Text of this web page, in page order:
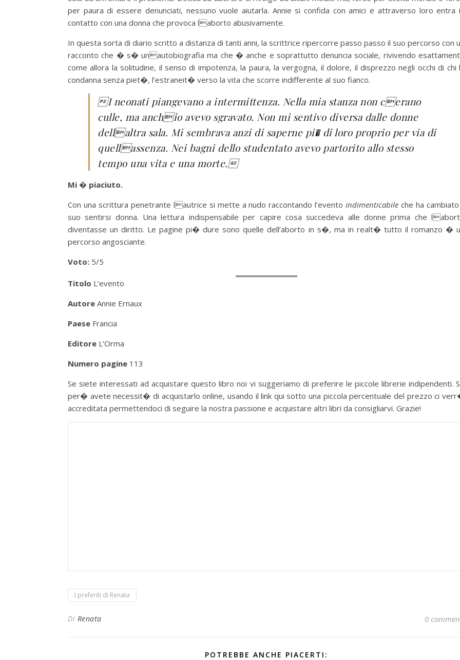
per paura di essere denunciati, nessuno vuole aiutarla. Annie si confida con amici e attraverso loro entra
contatto con una donna che provoca laborto abusivamente.
In questa sorta di diario scritto a distanza di tanti anni, la scrittrice ripercorre passo passo il suo percorso con
racconto che � s� unautobiografia ma che � anche e soprattutto denuncia sociale, rivivendo
come allora la solitudine, il senso di impotenza, la paura, la vergogna, il dolore, il disprezzo negli occhi di chi
condanna senza piet�, l’estraneit� verso la vita che scorre indifferente al suo fianco.
I neonati piangevano a intermittenza. Nella mia stanza non cerano
culle, ma anchio avevo sgravato. Non mi sentivo diversa dalle donne
dellaltra sala. Mi sembrava anzi di saperne pi� di loro proprio per via di
quellassenza. Nei bagni dello studentato avevo partorito allo stesso
tempo una vita e una morte.
Mi � piaciuto.
Con una scrittura penetrante lautrice si mette a nudo raccontando l’eventoindimenticabile che ha
suo sentirsi donna. Una lettura indispensabile per capire cosa succedeva alle donne prima che
diventasse un diritto. Le pagine pi� dure sono quelle dell’aborto in s�, ma in realt� tutto il romanzo �
percorso angosciante.
Voto: 5/5
Titolo L’evento
Autore Annie Ernaux
Paese Francia
Editore L’Orma
Numero pagine 113
Se siete interessati ad acquistare questo libro noi vi suggeriamo di preferire le piccole librerie indipendenti.
per� avete necessit� di acquistarlo online, usando il link qui sotto una piccola percentuale del prezzo ci
accreditata permettendoci di seguire la nostra passione e acquistare altri libri da consigliarvi. Grazie!
I preferiti di Renata
Di Renata 0
POTREBBE ANCHE PIACERTI: